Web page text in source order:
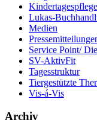
Lukas-
Medien
Service Point/
SV-AktivFit
Tagesstruktur
Tiergestützte
Vis-á-Vis
Archiv